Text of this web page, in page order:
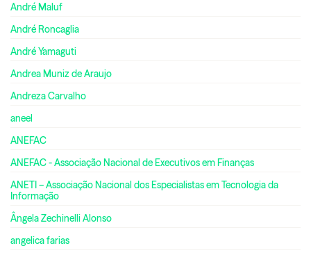
André Maluf
André Roncaglia
André Yamaguti
Andrea Muniz de Araujo
Andreza Carvalho
aneel
ANEFAC
ANEFAC - Associação Nacional de Executivos em Finanças
ANETI – Associação Nacional dos Especialistas em Tecnologia da
Informação
Ângela Zechinelli Alonso
angelica farias